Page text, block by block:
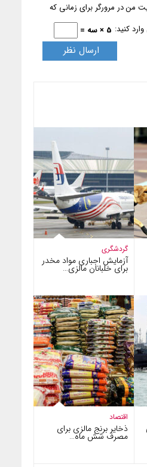
من در مرورگر برای زمانی که
کنید: 5 × سه =
گردشگری
آزمایش اجباری مواد مخدر
برای خلبانان مالزی…
اقتصاد
ذخایر برنج مالزی برای
مصرف شش ماه…